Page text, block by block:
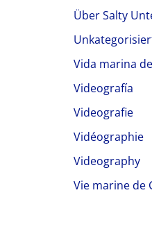
Über Salty
Vida marina
Videografía
Videografie
Vidéographie
Videography
Vie marine de